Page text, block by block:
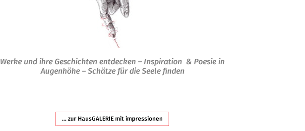
Werke und ihre Geschichten entdecken – Inspiration & Poesie in
Augenhöhe – Schätze für die Seele finden
... zur HausGALERIE mit impressionen